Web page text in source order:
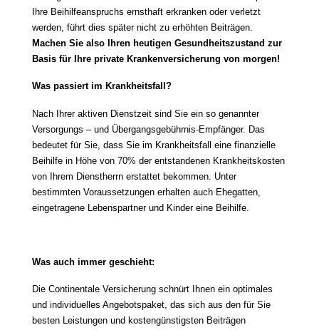
Ihre Beihilfeanspruchs ernsthaft erkranken oder verletzt
werden, führt dies später nicht zu erhöhten Beiträgen.
Machen Sie also Ihren heutigen Gesundheitszustand zur
Basis für Ihre private Krankenversicherung von morgen!
Was passiert im Krankheitsfall?
Nach Ihrer aktiven Dienstzeit sind Sie ein so genannter
Versorgungs – und Übergangsgebührnis-Empfänger. Das
bedeutet für Sie, dass Sie im Krankheitsfall eine finanzielle
Beihilfe in Höhe von 70% der entstandenen Krankheitskosten
von Ihrem Dienstherrn erstattet bekommen. Unter
bestimmten Voraussetzungen erhalten auch Ehegatten,
eingetragene Lebenspartner und Kinder eine Beihilfe.
Was auch immer geschieht:
Die Continentale Versicherung schnürt Ihnen ein optimales
und individuelles Angebotspaket, das sich aus den für Sie
besten Leistungen und kostengünstigsten Beiträgen